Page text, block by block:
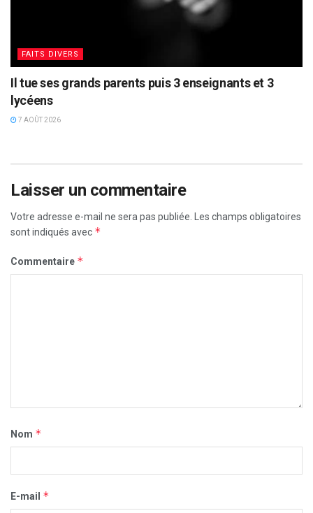
FAITS DIVERS
Il tue ses grands parents puis 3 enseignants et 3
lycéens
7 AOÛT 2026
Laisser un commentaire
Votre adresse e-mail ne sera pas publiée. Les champs obligatoires
sont indiqués avec *
Commentaire *
Nom *
E-mail *